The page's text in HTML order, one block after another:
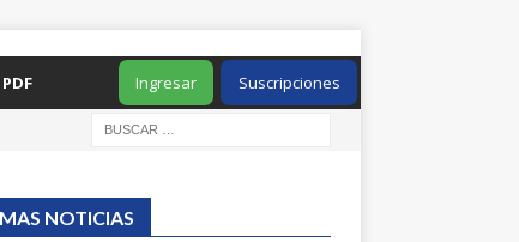
PDF Suscripciones
Ingresar
NOTICIAS